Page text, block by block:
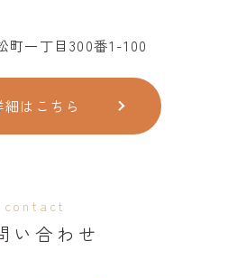
町一丁目300番1-100
細はこちら
contact
い合わせ